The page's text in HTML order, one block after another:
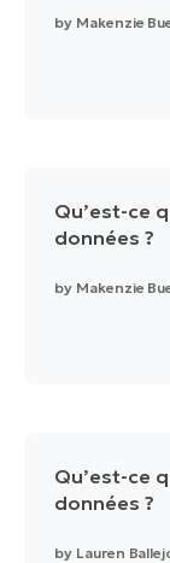
by Makenzie
Qu’est-ce
données ?
by Makenzie
Qu’est-ce
données ?
by Lauren